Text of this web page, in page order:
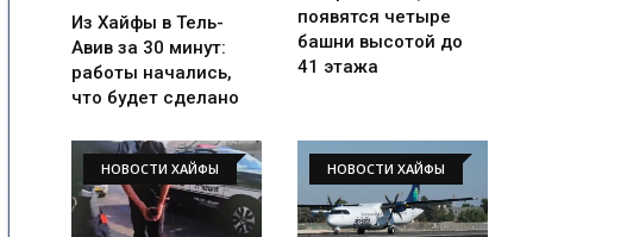
Из Хайфы в Тель-
Авив за 30 минут:
работы начались,
что будет сделано
появятся четыре
башни высотой до
41 этажа
НОВОСТИ ХАЙФЫ НОВОСТИ ХАЙФЫ